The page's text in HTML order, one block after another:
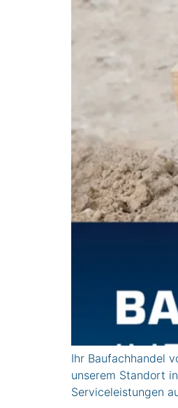
Ihr Baufachhandel
unserem Standort
Serviceleistungen